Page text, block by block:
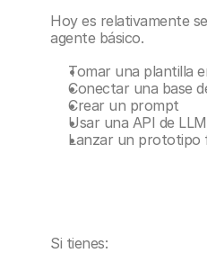
Hoy es relativamente
agente básico.
Tomar una plantilla
Conectar una base
Crear un prompt
Usar una API de LLM
Lanzar un prototipo
Si tienes: